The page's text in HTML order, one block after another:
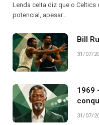
Lenda celta diz que o Celtics
potencial, apesar…
Bill
31/07/
1969
31/07/